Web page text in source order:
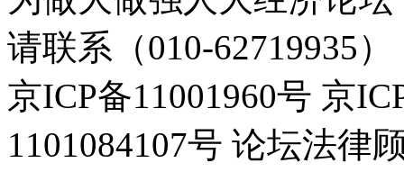
请联系（010-62719935）
京ICP备11001960号 京
1101084107号 论坛法律